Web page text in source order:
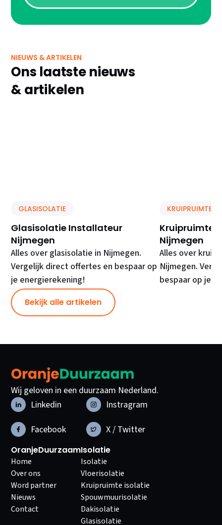
NIEUWS & ARTIKELEN
Ons laatste nieuws
& artikelen
GLASISOLATIE
Glasisolatie Installateur
Nijmegen
Alles over glasisolatie in Nijmegen.
Vergelijk direct offertes en bespaar op
je energierekening!
KRUIPRUIMTE
Kruipruimte
Nijmegen
Alles over
Nijmegen.
bespaar op je
Bekijk alle artikelen
Wij geloven in een duurzaam Nederland.
Linkedin
Instragram
Facebook
X / Twitter
OranjeDuurzaam
Home
Over ons
Word partner
Nieuws
Contact
Isolatie
Isolatie
Vloerisolatie
Kruipruimte isolatie
Spouwmuurisolatie
Dakisolatie
Glasisolatie